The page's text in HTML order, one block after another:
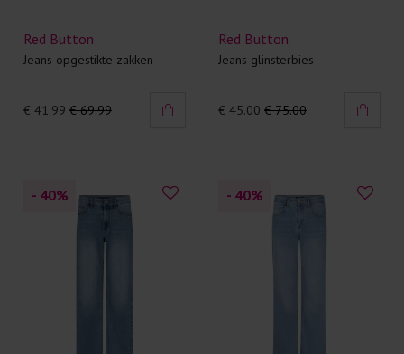
Red Button
Jeans opgestikte zakken
€ 41.99 € 69.99
Red Button
Jeans glinsterbies
€ 45.00 € 75.00
- 40% - 40%